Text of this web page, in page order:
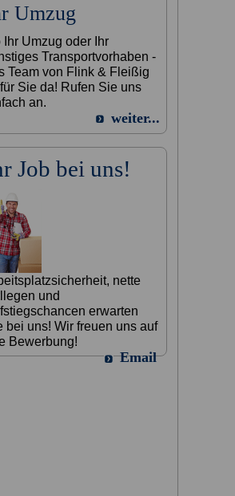
Umzug
Ihr Umzug oder Ihr
Transportvorhaben -
Team von Flink & Fleißig
Sie da! Rufen Sie uns
an.
weiter...
Job bei uns!
nette
und
erwarten
bei uns! Wir freuen uns auf
Bewerbung!
Email